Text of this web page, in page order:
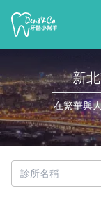
新
在繁華與